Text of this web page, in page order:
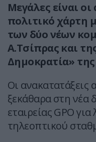
Μεγάλες είναι
πολιτικό χάρτη
των δύο νέων
Α.Τσίπρας και
Δημοκρατία»
Οι
ξεκάθαρα στη νέα
εταιρείας GPO
τηλεοπτικού